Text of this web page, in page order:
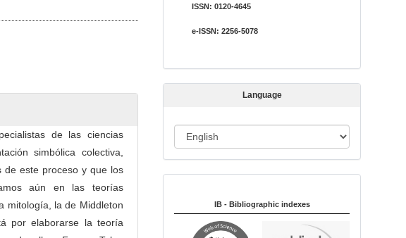
de las ciencias
simbólica colectiva,
de este proceso y que los
aún en las teorías
mitología, la de Middleton
por elaborarse la teoría
s
i
ISSN: 0120-4645
e-ISSN: 2256-5078
Language
a
u
IB - Bibliographic indexes